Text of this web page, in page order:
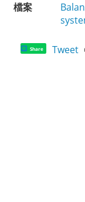
檔案
Share Tweet